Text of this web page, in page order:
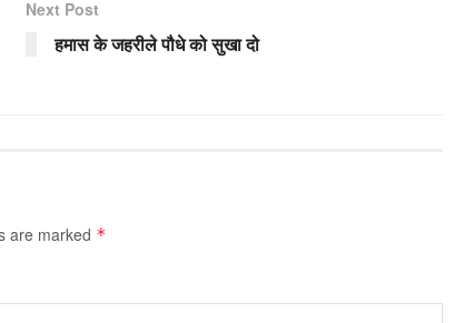
Next Post
हमास के जहरीले पौधे को सुखा दो
are marked *